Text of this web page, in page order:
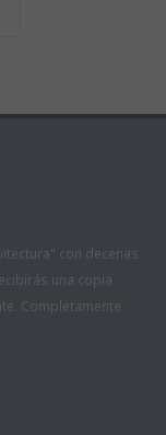
con decenas
una copia
Completamente